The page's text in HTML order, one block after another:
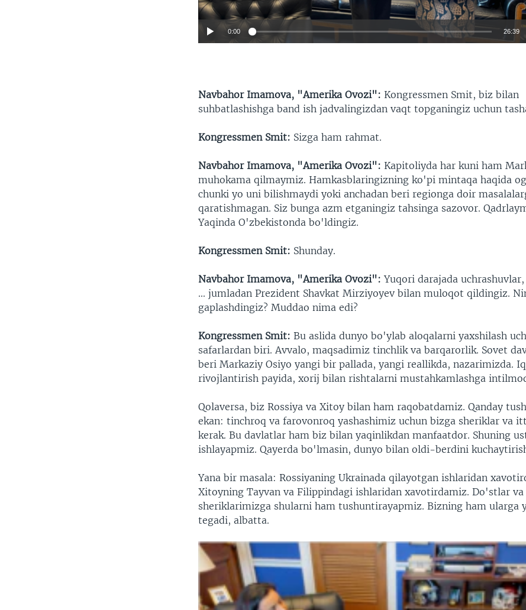
0:00 26:39
Navbahor Imamova, "Amerika Ovozi": Kongressmen Smit, biz bilan
suhbatlashishga band ish jadvalingizdan vaqt topganingiz uchun
Kongressmen Smit: Sizga ham rahmat.
Navbahor Imamova, "Amerika Ovozi": Kapitoliyda har kuni ham
muhokama qilmaymiz. Hamkasblaringizning ko'pi mintaqa haqida
chunki yo uni bilishmaydi yoki anchadan beri regionga doir
qaratishmagan. Siz bunga azm etganingiz tahsinga sazovor.
Yaqinda O'zbekistonda bo'ldingiz.
Kongressmen Smit: Shunday.
Navbahor Imamova, "Amerika Ovozi":Yuqori darajada
... jumladan Prezident Shavkat Mirziyoyev bilan muloqot qildingiz.
gaplashdingiz? Muddao nima edi?
Kongressmen Smit:Bu aslida dunyo bo'ylab aloqalarni yaxshilash
safarlardan biri. Avvalo, maqsadimiz tinchlik va barqarorlik. Sovet
beri Markaziy Osiyo yangi bir pallada, yangi reallikda, nazarimizda.
rivojlantirish payida, xorij bilan rishtalarni mustahkamlashga
Qolaversa, biz Rossiya va Xitoy bilan ham raqobatdamiz. Qanday
ekan: tinchroq va farovonroq yashashimiz uchun bizga sheriklar va
kerak. Bu davlatlar ham biz bilan yaqinlikdan manfaatdor. Shuning
ishlayapmiz. Qayerda bo'lmasin, dunyo bilan oldi-berdini
Yana bir masala: Rossiyaning Ukrainada qilayotgan ishlaridan
Xitoyning Tayvan va Filippindagi ishlaridan xavotirdamiz. Do'stlar va
sheriklarimizga shularni ham tushuntirayapmiz. Bizning ham ularga
tegadi, albatta.